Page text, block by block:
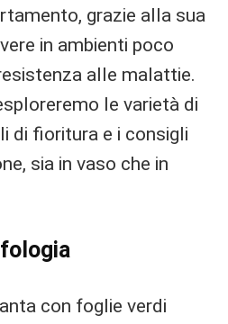
grazie alla sua
in ambienti poco
alle malattie.
le varietà di
di fioritura e i consigli
sia in vaso che in
con foglie verdi